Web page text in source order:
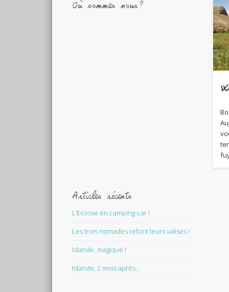
Où sommes nous?
Articles récents
L’Ecosse en camping-car !
Les trois nomades refont leurs valises !
Islande, magique !
Islande, 2 mois après…